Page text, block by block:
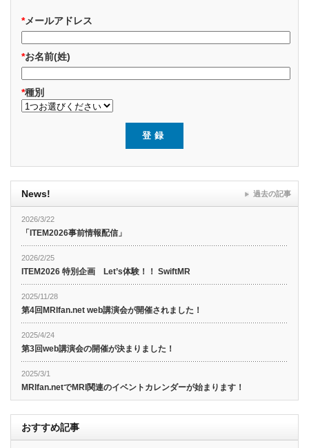
*メールアドレス
*お名前(姓)
*種別
News!
2026/3/22
「ITEM2026事前情報配信」
2026/2/25
ITEM2026 特別企画 Let’s体験！！ SwiftMR
2025/11/28
第4回MRIfan.net web講演会が開催されました！
2025/4/24
第3回web講演会の開催が決まりました！
2025/3/1
MRIfan.netでMRI関連のイベントカレンダーが始まります！
過去の記事
おすすめ記事